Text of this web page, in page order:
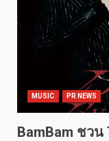
MUSIC PR NEWS
BamBam ชว